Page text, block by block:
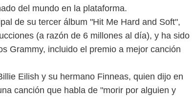
del mundo en la plataforma.
de su tercer álbum "Hit Me Hard and Soft",
(a razón de 6 millones al día), y ha sido
Grammy, incluido el premio a mejor canción
Eilish y su hermano Finneas, quien dijo en
canción que habla de "morir por alguien y